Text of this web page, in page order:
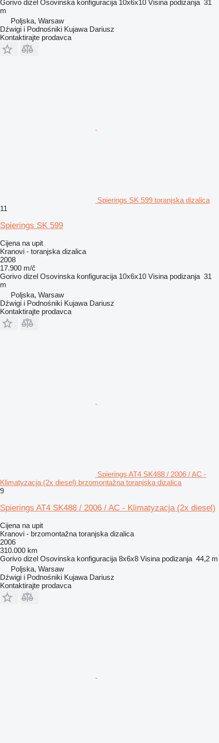
Gorivo dizel Osovinska konfiguracija 10x6x10 Visina podizanja 31
m
Poljska, Warsaw
Dźwigi i Podnośniki Kujawa Dariusz
Kontaktirajte prodavca
Spierings SK 599 toranjska dizalica
11
Spierings SK 599
Cijena na upit
Kranovi - toranjska dizalica
2008
17.900 m/č
Gorivo dizel Osovinska konfiguracija 10x6x10 Visina podizanja 31
m
Poljska, Warsaw
Dźwigi i Podnośniki Kujawa Dariusz
Kontaktirajte prodavca
Spierings AT4 SK488 / 2006 / AC -
Klimatyzacja (2x diesel) brzomontažna toranjska dizalica
9
Spierings AT4 SK488 / 2006 / AC - Klimatyzacja (2x diesel)
Cijena na upit
Kranovi - brzomontažna toranjska dizalica
2006
310.000 km
Gorivo dizel Osovinska konfiguracija 8x6x8 Visina podizanja 44,2 m
Poljska, Warsaw
Dźwigi i Podnośniki Kujawa Dariusz
Kontaktirajte prodavca